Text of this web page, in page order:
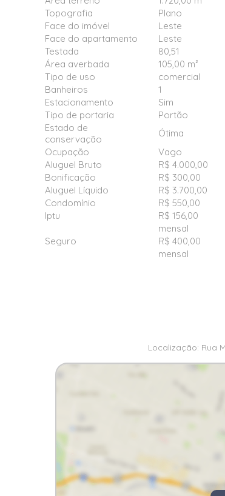
Topografia
Plano
Face do imóvel
Leste
Face do apartamento
Leste
Testada
80,51
Área averbada
105,00 m²
Tipo de uso
comercial
Banheiros
1
Estacionamento
Sim
Tipo de portaria
Portão
Estado de
conservação
Ótima
Ocupação
Vago
Aluguel Bruto
R$ 4.000,00
Bonificação
R$ 300,00
Aluguel Líquido
R$ 3.700,00
Condomínio
R$ 550,00
Iptu
R$ 156,00
mensal
Seguro
R$ 400,00
mensal
Localização: Rua